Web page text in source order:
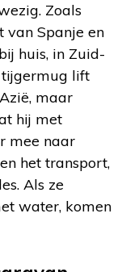
Zoals
van Spanje en
huis, in Zuid-
tijgermug lift
maar
hij met
mee naar
het transport,
Als ze
water, komen